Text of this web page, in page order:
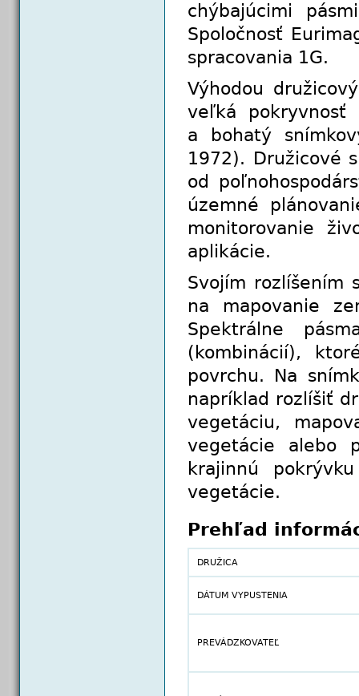
chýbajúcimi
Spoločnosť
spracovania 1G.
Výhodou
veľká
a bohatý
1972). Družicové
od
územné
monitorovanie
aplikácie.
Svojím rozlíšením
na mapovanie
Spektrálne
(kombinácií),
povrchu. Na
napríklad rozlíšiť
vegetáciu,
vegetácie alebo
krajinnú
vegetácie.
Prehľad
DRUŽICA
DÁTUM VYPUSTENIA
PREVÁDZKOVATEĽ